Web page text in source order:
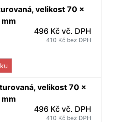
velikost 70 x
496 Kč vč. DPH
410 Kč bez DPH
velikost 70 x
496 Kč vč. DPH
410 Kč bez DPH